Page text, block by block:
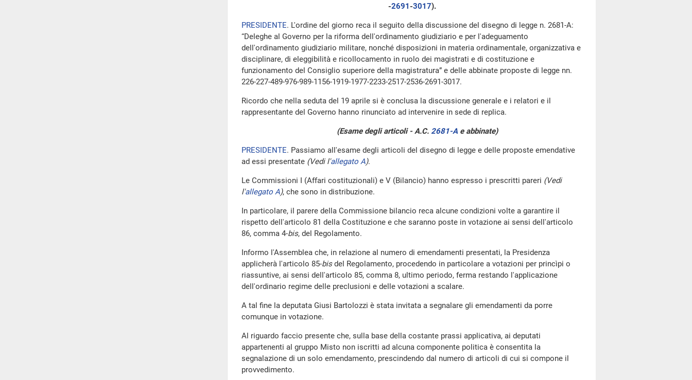
-2691​-3017​).
PRESIDENTE. L'ordine del giorno reca il seguito della discussione del disegno di legge n. 2681-A:
“Deleghe al Governo per la riforma dell'ordinamento giudiziario e per l'adeguamento
dell'ordinamento giudiziario militare, nonché disposizioni in materia ordinamentale, organizzativa e
disciplinare, di eleggibilità e ricollocamento in ruolo dei magistrati e di costituzione e
funzionamento del Consiglio superiore della magistratura” e delle abbinate proposte di legge nn.
226-227-489-976-989-1156-1919-1977-2233-2517-2536-2691-3017.
Ricordo che nella seduta del 19 aprile si è conclusa la discussione generale e i relatori e il
rappresentante del Governo hanno rinunciato ad intervenire in sede di replica.
(Esame degli articoli - A.C. 2681-A​ e abbinate)
PRESIDENTE. Passiamo all'esame degli articoli del disegno di legge e delle proposte emendative
ad essi presentate (Vedi l'allegato A).
Le Commissioni I (Affari costituzionali) e V (Bilancio) hanno espresso i prescritti pareri (Vedi
l'allegato A), che sono in distribuzione.
In particolare, il parere della Commissione bilancio reca alcune condizioni volte a garantire il
rispetto dell'articolo 81 della Costituzione e che saranno poste in votazione ai sensi dell'articolo
86, comma 4-bis, del Regolamento.
Informo l'Assemblea che, in relazione al numero di emendamenti presentati, la Presidenza
applicherà l'articolo 85-bisdel Regolamento, procedendo in particolare a votazioni per princìpi o
riassuntive, ai sensi dell'articolo 85, comma 8, ultimo periodo, ferma restando l'applicazione
dell'ordinario regime delle preclusioni e delle votazioni a scalare.
A tal fine la deputata Giusi Bartolozzi è stata invitata a segnalare gli emendamenti da porre
comunque in votazione.
Al riguardo faccio presente che, sulla base della costante prassi applicativa, ai deputati
appartenenti al gruppo Misto non iscritti ad alcuna componente politica è consentita la
segnalazione di un solo emendamento, prescindendo dal numero di articoli di cui si compone il
provvedimento.